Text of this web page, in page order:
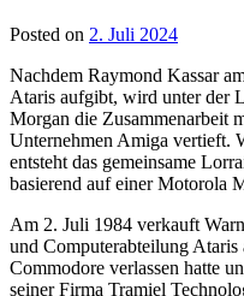
Posted on 2. Juli 2024
Nachdem Raymond Kassar
Ataris aufgibt, wird unter der
Morgan die Zusammenarbeit
Unternehmen Amiga vertieft.
entsteht das gemeinsame
basierend auf einer Motorola
Am 2. Juli 1984 verkauft
und Computerabteilung
Commodore verlassen hatte
seiner Firma Tramiel